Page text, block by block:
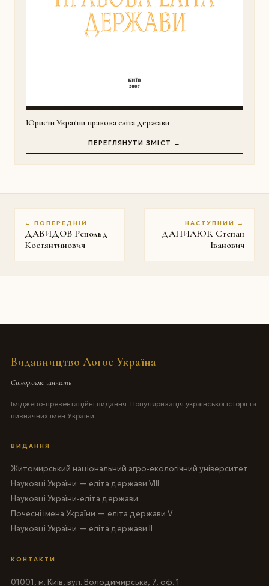
Юристи України правова еліта держави
ПЕРЕГЛЯНУТИ ЗМІСТ →
← ПОПЕРЕДНІЙ
ДАВИДОВ Ренольд
Костянтинович
НАСТУПНИЙ →
ДАНИЛЮК Степан
Іванович
Видавництво Логос Україна
Створюємо цінність
Іміджево-презентаційні видання. Популяризація української історії та
визначних імен України.
ВИДАННЯ
Житомирський національний агро-екологічний університет
Науковці України — еліта держави VIII
Науковці України-еліта держави
Почесні імена України — еліта держави V
Науковці України — еліта держави II
КОНТАКТИ
01001, м. Київ, вул. Володимирська, 7, оф. 1